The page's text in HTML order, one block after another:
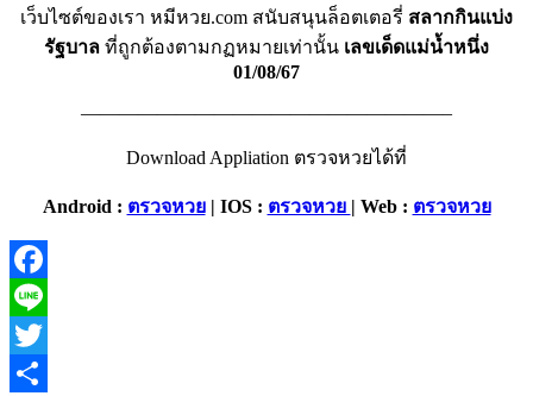
เว็บไซต์ของเรา หมีหวย.com สนับสนุนล็อตเตอรี่ สลากกินแบ่ง
รัฐบาล ที่ถูกต้องตามกฏหมายเท่านั้น เลขเด็ดแม่น้ำหนึ่ง
01/08/67
———————————————————–
Download Appliation ตรวจหวยได้ที่
Android : ตรวจหวย| IOS : ตรวจหวย | Web : ตรวจหวย
Facebook
Line
Twitter